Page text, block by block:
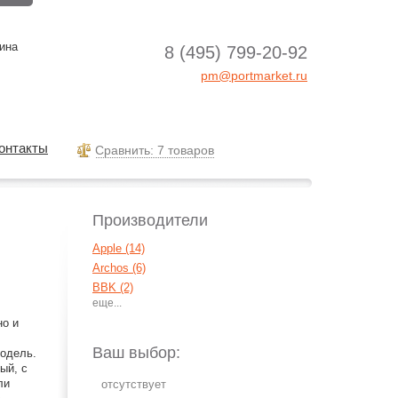
и
с
Производители
Apple (14)
Archos (6)
BBK (2)
Cowon (44)
Explay (3)
IconBit (5)
Ваш выбор:
8 (495) 799-20-92
pm@portmarket.ru
Cравнить: 7 товаров